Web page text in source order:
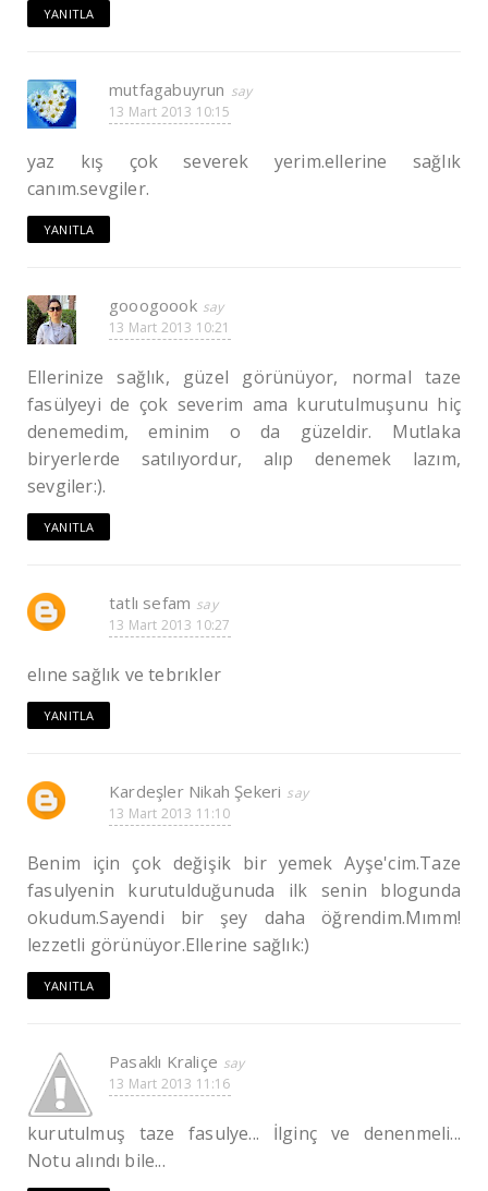
YANITLA
mutfagabuyrun
13 Mart 2013 10:15
yaz kış çok severek yerim.ellerine sağlık
canım.sevgiler.
YANITLA
gooogoook
13 Mart 2013 10:21
Ellerinize sağlık, güzel görünüyor, normal taze
fasülyeyi de çok severim ama kurutulmuşunu hiç
denemedim, eminim o da güzeldir. Mutlaka
biryerlerde satılıyordur, alıp denemek lazım,
sevgiler:).
YANITLA
tatlı sefam
13 Mart 2013 10:27
elıne sağlık ve tebrıkler
YANITLA
Kardeşler Nikah Şekeri
13 Mart 2013 11:10
Benim için çok değişik bir yemek Ayşe'cim.Taze
fasulyenin kurutulduğunuda ilk senin blogunda
okudum.Sayendi bir şey daha öğrendim.Mımm!
lezzetli görünüyor.Ellerine sağlık:)
YANITLA
Pasaklı Kraliçe
13 Mart 2013 11:16
kurutulmuş taze fasulye... İlginç ve denenmeli...
Notu alındı bile...